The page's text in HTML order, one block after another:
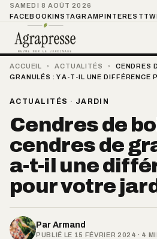
SAMEDI 8 AOÛT 2026
FACEBOOKINSTAGRAMPINTEREST
ACCUEIL › ACTUALITÉS ›
CENDRES
GRANULÉS : Y A-T-IL UNE DIFFÉRENCE
ACTUALITÉS · JARDIN
Cendres de
cendres de
a-t-il une
pour votre
Par Armand
PUBLIÉ LE 15 FÉVRIER 2024 · 4